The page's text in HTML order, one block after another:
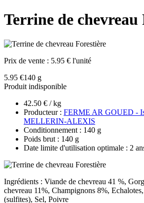
Terrine de chevreau
Prix de vente : 5.95 € l'unité
5.95 €140 g
Produit indisponible
42.50 € / kg
Producteur : FERME AR GOUED -
MELLERIN-ALEXIS
Conditionnement : 140 g
Poids brut : 140 g
Date limite d'utilisation optimale : 2
Ingrédients : Viande de chevreau 41 %,
chevreau 11%, Champignons 8%,
(sulfites), Sel, Poivre